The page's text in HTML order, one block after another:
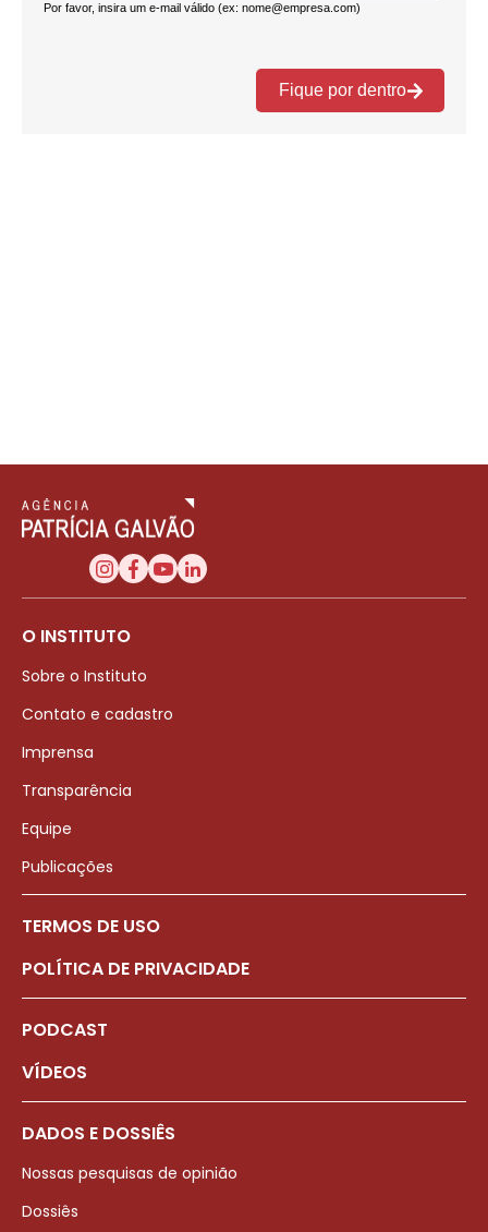
O INSTITUTO
Sobre o Instituto
Contato e cadastro
Imprensa
Transparência
Equipe
Publicações
TERMOS DE USO
POLÍTICA DE PRIVACIDADE
PODCAST
VÍDEOS
DADOS E DOSSIÊS
Nossas pesquisas de opinião
Dossiês